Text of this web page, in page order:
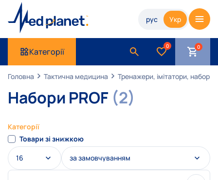
рус Укр
Категорії
0
Головна Тактична медицина Тренажери, імітатори, набори
Набори PROF (2)
Категорії
Товари зі знижкою
16 за замовчуванням